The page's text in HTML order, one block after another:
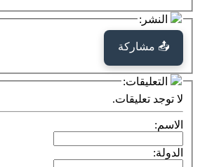
النشر:
📤 مشاركة
التعليقات:
لا توجد تعليقات.
الاسم:
الدولة: